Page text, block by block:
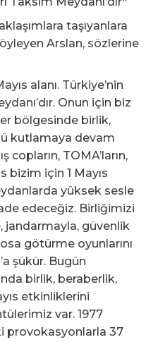
taşıyanlara
Arslan, sözlerine
alanı. Türkiye’nin
Onun için biz
bölgesinde birlik,
kutlamaya devam
copların, TOMA’ların,
bizim için 1 Mayıs
yüksek sesle
edeceğiz. Birliğimizi
jandarmayla, güvenlik
götürme oyunlarını
şükür. Bugün
birlik, beraberlik,
etkinliklerini
var. 1977
provokasyonlarla 37